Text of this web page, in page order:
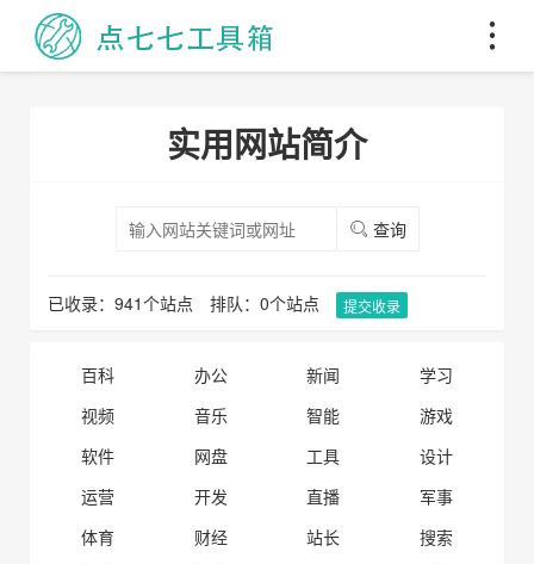
实用网站简介
查询
已收录：941个站点 排队：0个站点 提交收录
百科 办公 新闻
学习
视频
音乐 智能
游戏
软件
网盘 工具
设计
运营
开发 直播
军事
体育
财经 站长
搜索